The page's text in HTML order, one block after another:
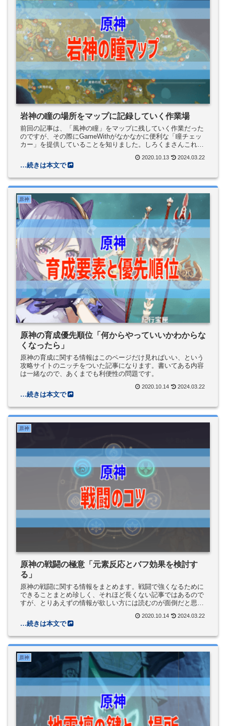
岩神の瞳の場所をマップに記録していく作業場
前回の記事は、「風神の瞳」をマップに残していく作業だった
のですが、その際にGameWithがなかなかに便利な「瞳チェッ
カー」を提供していることを知りました。しろくまさんこれ、
このページ...
2020.10.13 2024.03.22
原神
原神の育成優先順位「何からやっていいかわからな
くなったら」
原神の育成に関する情報はこのページだけ見ればいい、という
攻略サイトのニッチをついた記事になります。書いてある内容
は一緒なので、あくまでも利便性の問題です。
2020.10.14 2024.03.22
原神
原神の戦闘の極意「元素反応とバフ効果を検討す
る」
原神の戦闘に関する情報をまとめます。戦闘で強くなるために
できることまとめ珍しく、それほど長くない記事ではあるので
すが、とりあえずの情報が欲しい方には読むのが面倒だと思っ
ておきます。パー...
2020.10.14 2024.03.22
原神